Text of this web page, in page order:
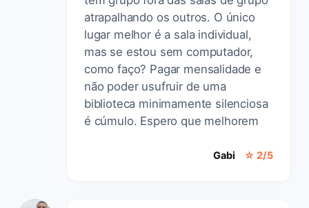
atrapalhando os outros. O único
lugar melhor é a sala individual,
mas se estou sem computador,
como faço? Pagar mensalidade e
não poder usufruir de uma
biblioteca minimamente silenciosa
é cúmulo. Espero que melhorem
Gabi ☆ 2/5